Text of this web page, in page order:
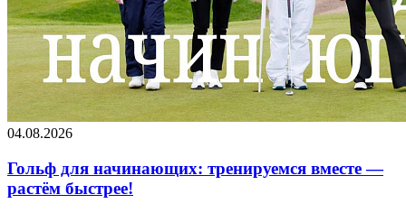
04.08.2026
Гольф для начинающих: тренируемся вместе —
растём быстрее!